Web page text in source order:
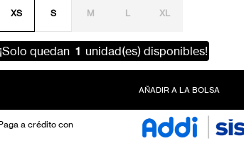
XS S M L XL
¡Solo quedan 1 unidad(es) disponibles!
AÑADIR A LA BOLSA
a crédito con